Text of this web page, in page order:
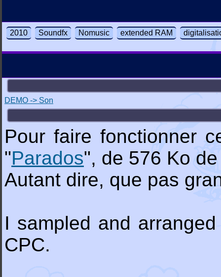
2010 Soundfx Nomusic extended RAM
DEMO -> Son
Pour faire fonctionner
"Parados", de 576 Ko
Autant dire, que pas
I sampled and
CPC.